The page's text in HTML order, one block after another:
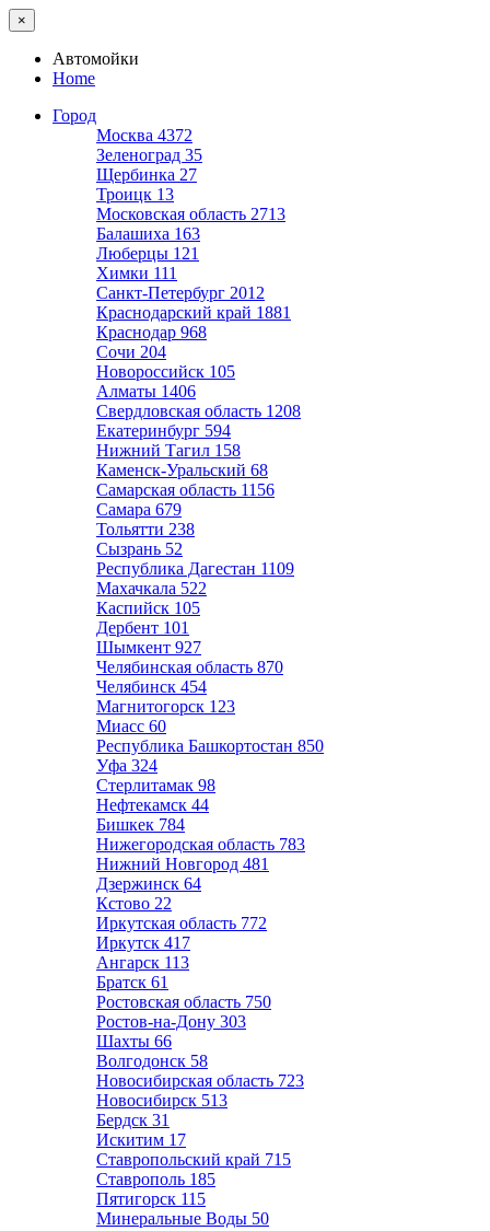
×
Автомойки
Home
Город
Москва 4372
Зеленоград 35
Щербинка 27
Троицк 13
Московская область 2713
Балашиха 163
Люберцы 121
Химки 111
Санкт-Петербург 2012
Краснодарский край 1881
Краснодар 968
Сочи 204
Новороссийск 105
Алматы 1406
Свердловская область 1208
Екатеринбург 594
Нижний Тагил 158
Каменск-Уральский 68
Самарская область 1156
Самара 679
Тольятти 238
Сызрань 52
Республика Дагестан 1109
Махачкала 522
Каспийск 105
Дербент 101
Шымкент 927
Челябинская область 870
Челябинск 454
Магнитогорск 123
Миасс 60
Республика Башкортостан 850
Уфа 324
Стерлитамак 98
Нефтекамск 44
Бишкек 784
Нижегородская область 783
Нижний Новгород 481
Дзержинск 64
Кстово 22
Иркутская область 772
Иркутск 417
Ангарск 113
Братск 61
Ростовская область 750
Ростов-на-Дону 303
Шахты 66
Волгодонск 58
Новосибирская область 723
Новосибирск 513
Бердск 31
Искитим 17
Ставропольский край 715
Ставрополь 185
Пятигорск 115
Минеральные Воды 50